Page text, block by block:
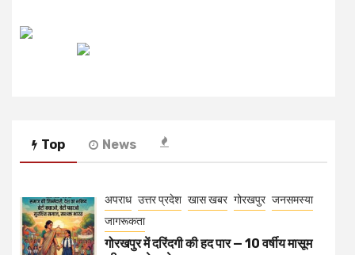
Top News
अपराध उत्तर प्रदेश खास खबर गोरखपुर जनसमस्या
जागरूकता
गोरखपुर में दरिंदगी की हद पार — 10 वर्षीय मासूम